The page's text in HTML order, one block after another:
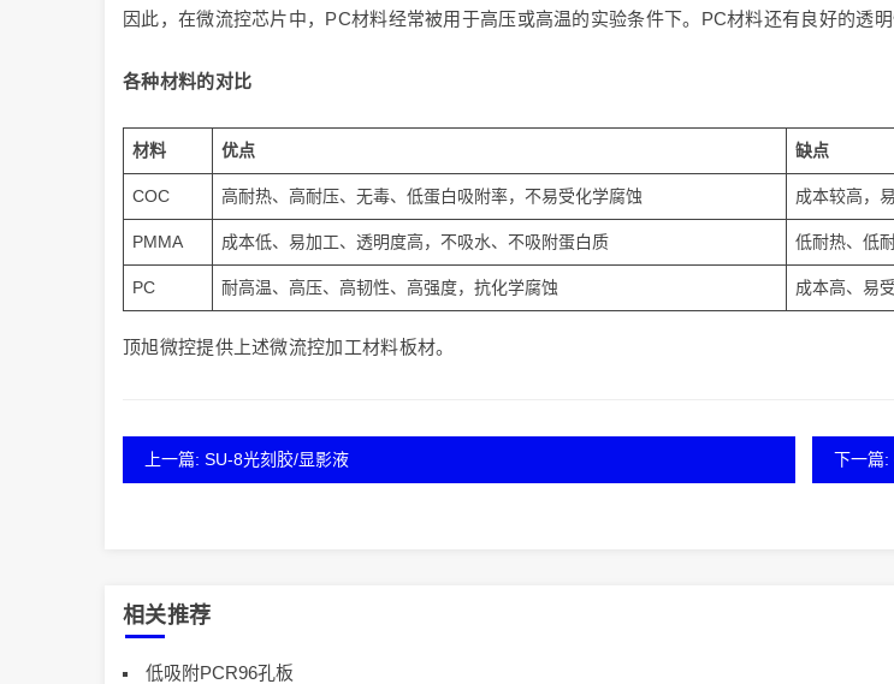
因此，在微流控芯片中，PC材料经常被用于高压或高温的实验条件下。PC材料还有良好的透明
各种材料的对比
材料 优点 缺点
COC 高耐热、高耐压、无毒、低蛋白吸附率，不易受化学腐蚀 成本较高，
PMMA 成本低、易加工、透明度高，不吸水、不吸附蛋白质 低耐热、低
PC 耐高温、高压、高韧性、高强度，抗化学腐蚀 成本高、易
顶旭微控提供上述微流控加工材料板材。
上一篇: SU-8光刻胶/显影液 下一篇:
相关推荐
低吸附PCR96孔板